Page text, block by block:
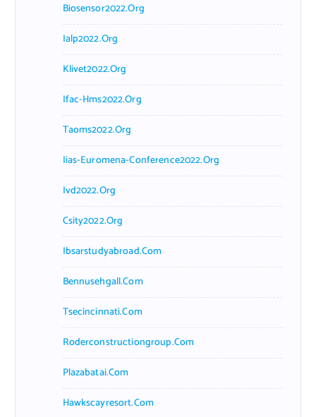
Biosensor2022.org
Ialp2022.org
Klivet2022.org
Ifac-Hms2022.org
Taoms2022.org
Iias-Euromena-Conference2022.org
Ivd2022.org
Csity2022.org
Ibsarstudyabroad.com
Bennusehgall.com
Tsecincinnati.com
Roderconstructiongroup.com
Plazabatai.com
Hawkscayresort.com